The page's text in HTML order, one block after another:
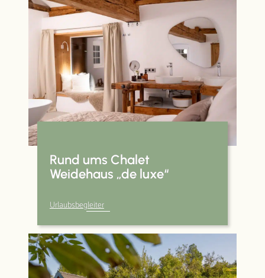
Rund ums Chalet
Weidehaus „de luxe“
Urlaubsbegleiter